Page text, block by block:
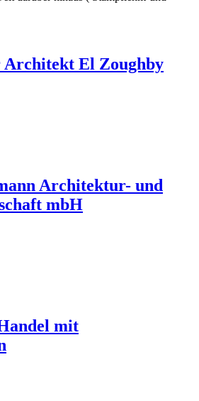
El Zoughby
Architektur- und
mbH
mit